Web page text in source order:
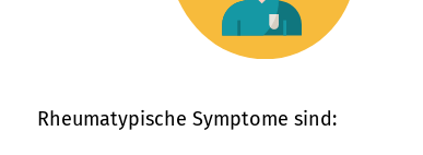
Rheumatypische Symptome sind: